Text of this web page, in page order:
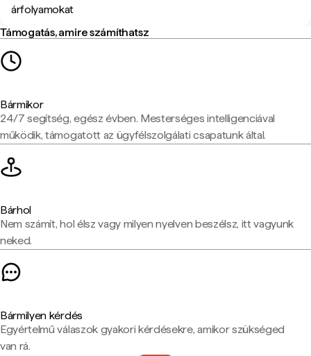
árfolyamokat
Támogatás, amire számíthatsz
Bármikor
24/7 segítség, egész évben. Mesterséges intelligenciával
működik, támogatott az ügyfélszolgálati csapatunk által.
Bárhol
Nem számít, hol élsz vagy milyen nyelven beszélsz, itt vagyunk
neked.
Bármilyen kérdés
Egyértelmű válaszok gyakori kérdésekre, amikor szükséged
van rá.